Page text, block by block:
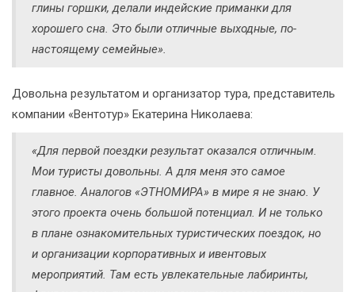
глины горшки, делали индейские приманки для
хорошего сна. Это были отличные выходные, по-
настоящему семейные».
Довольна результатом и организатор тура, представитель
компании «Вентотур» Екатерина Николаева:
«Для первой поездки результат оказался отличным.
Мои туристы довольны. А для меня это самое
главное. Аналогов «ЭТНОМИРА» в мире я не знаю. У
этого проекта очень большой потенциал. И не только
в плане ознакомительных туристических поездок, но
и организации корпоративных и ивентовых
мероприятий. Там есть увлекательные лабиринты,